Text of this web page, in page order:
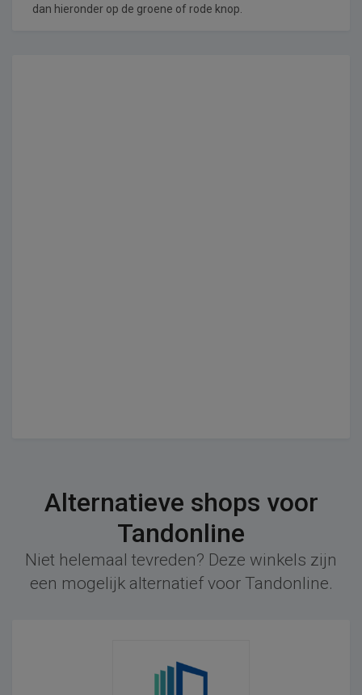
dan hieronder op de groene of rode knop.
Alternatieve shops voor
Tandonline
Niet helemaal tevreden? Deze winkels zijn
een mogelijk alternatief voor Tandonline.